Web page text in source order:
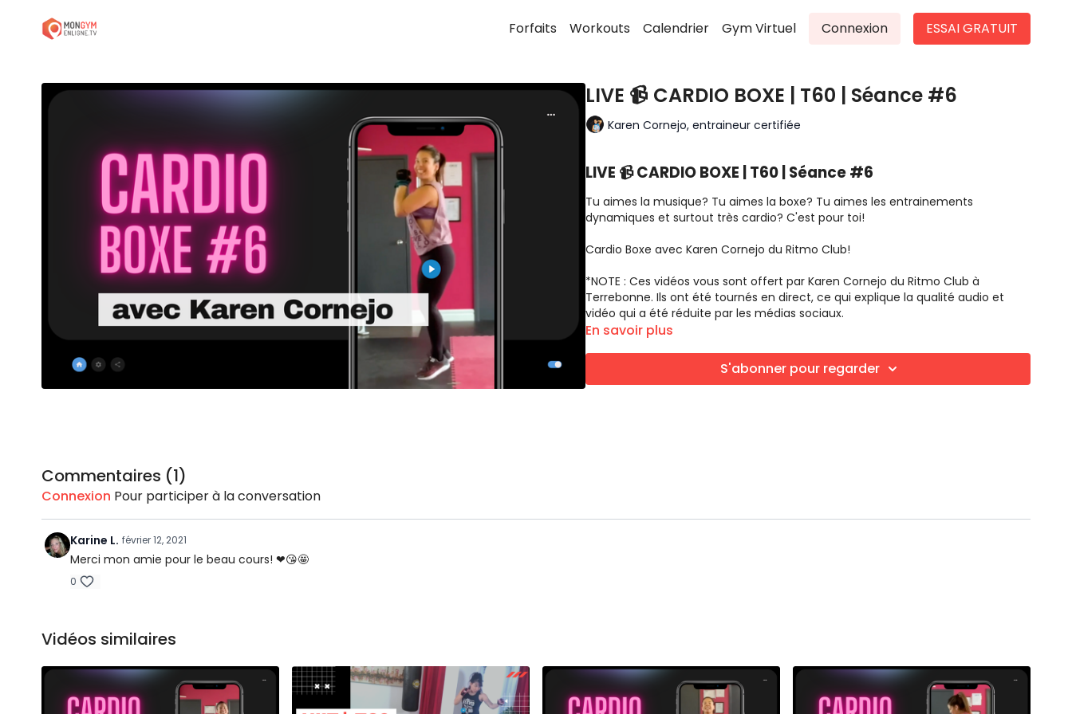
Forfaits Workouts Calendrier Gym Virtuel Connexion ESSAI GRATUIT
LIVE 📹 CARDIO BOXE | T60 | Séance #6
Karen Cornejo, entraineur certifiée
LIVE 📹 CARDIO BOXE | T60 | Séance #6
Tu aimes la musique? Tu aimes la boxe? Tu aimes les entrainements
dynamiques et surtout très cardio? C'est pour toi!
Cardio Boxe avec Karen Cornejo du Ritmo Club!
*NOTE : Ces vidéos vous sont offert par Karen Cornejo du Ritmo Club à
Terrebonne. Ils ont été tournés en direct, ce qui explique la qualité audio et
vidéo qui a été réduite par les médias sociaux.
En savoir plus
S'abonner pour regarder
Commentaires (1)
Connexion Pour participer à la conversation
Karine L. février 12, 2021
Merci mon amie pour le beau cours! ❤😘🤩
0
Vidéos similaires